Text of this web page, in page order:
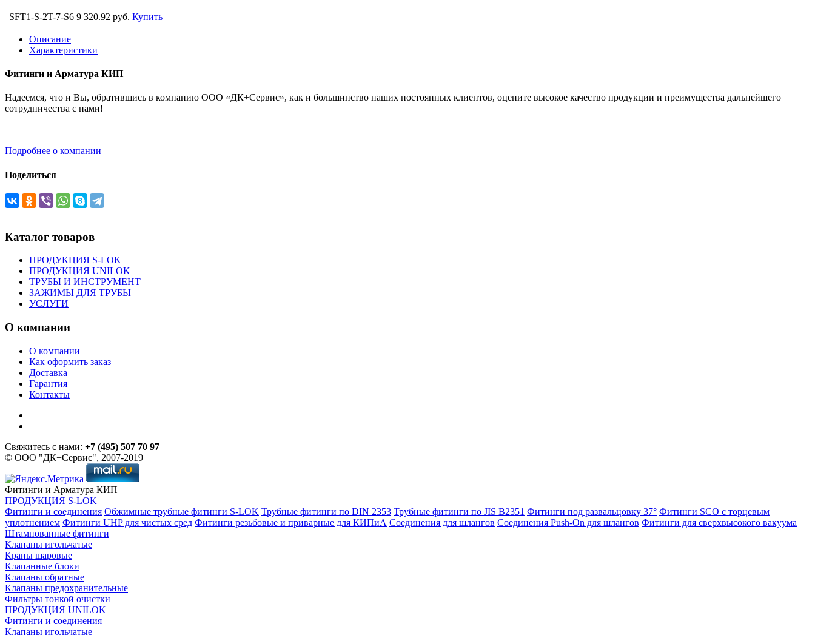
SFT1-S-2T-7-S6 9 320.92 руб. Купить
Описание
Характеристики
Фитинги и Арматура КИП
Надеемся, что и Вы, обратившись в компанию ООО «ДК+Сервис», как и большинство наших постоянных клиентов, оцените высокое качество продукции и преимущества дальнейшего
сотрудничества с нами!
Подробнее о компании
Поделиться
Каталог товаров
ПРОДУКЦИЯ S-LOK
ПРОДУКЦИЯ UNILOK
ТРУБЫ И ИНСТРУМЕНТ
ЗАЖИМЫ ДЛЯ ТРУБЫ
УСЛУГИ
О компании
О компании
Как оформить заказ
Доставка
Гарантия
Контакты
Свяжитесь с нами: +7 (495) 507 70 97
© ООО "ДК+Сервис", 2007-2019
Фитинги и Арматура КИП
ПРОДУКЦИЯ S-LOK
Фитинги и соединения Обжимные трубные фитинги S-LOK Трубные фитинги по DIN 2353 Трубные фитинги по JIS B2351 Фитинги под развальцовку 37° Фитинги SCO с торцевым
уплотнением Фитинги UHP для чистых сред Фитинги резьбовые и приварные для КИПиА Соединения для шлангов Соединения Push-On для шлангов Фитинги для сверхвысокого вакуума
Штампованные фитинги
Клапаны игольчатые
Краны шаровые
Клапанные блоки
Клапаны обратные
Клапаны предохранительные
Фильтры тонкой очистки
ПРОДУКЦИЯ UNILOK
Фитинги и соединения
Клапаны игольчатые